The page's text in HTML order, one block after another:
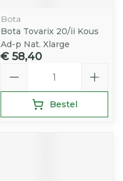
Bota
Bota Tovarix 20/ii Kous
Ad-p Nat. Xlarge
€ 58,40
Bestel